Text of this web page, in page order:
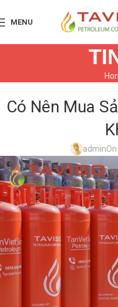
MENU
Có Nên Mua
admin